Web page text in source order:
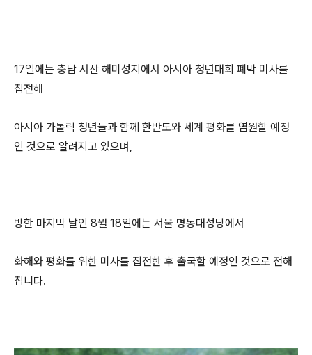
17일에는 충남 서산 해미성지에서 아시아 청년대회 폐막 미사를
집전해
아시아 가톨릭 청년들과 함께 한반도와 세계 평화를 염원할 예정
인 것으로 알려지고 있으며,
방한 마지막 날인 8월 18일에는 서울 명동대성당에서
화해와 평화를 위한 미사를 집전한 후 출국할 예정인 것으로 전해
집니다.